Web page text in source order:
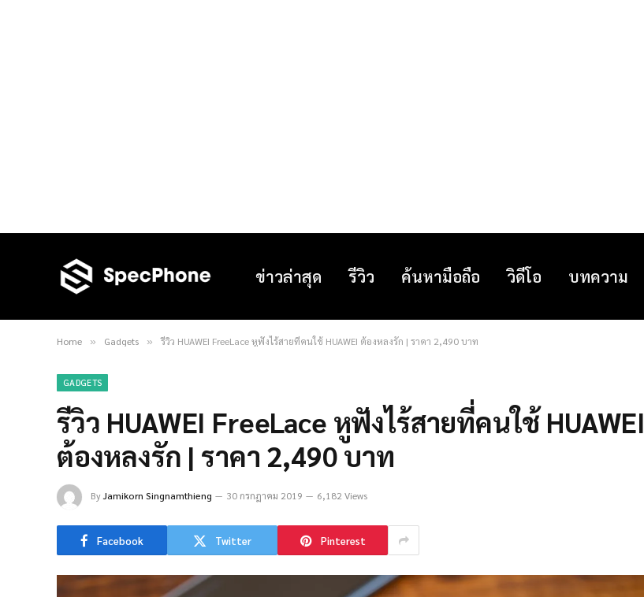
ข่าวล่าสุด รีวิว ค้นหามือถือ วิดีโอ บทความ
Home » Gadgets » รีวิว HUAWEI FreeLace หูฟังไร้สายที่คนใช้ HUAWEI ต้องหลงรัก | ราคา 2,490 บาท
GADGETS
รีวิว HUAWEI FreeLace หูฟังไร้สายที่คนใช้ HUAWEI
ต้องหลงรัก | ราคา 2,490 บาท
ByJamikorn Singnamthieng 30 กรกฎาคม 2019 6,182 Views
Facebook Twitter Pinterest